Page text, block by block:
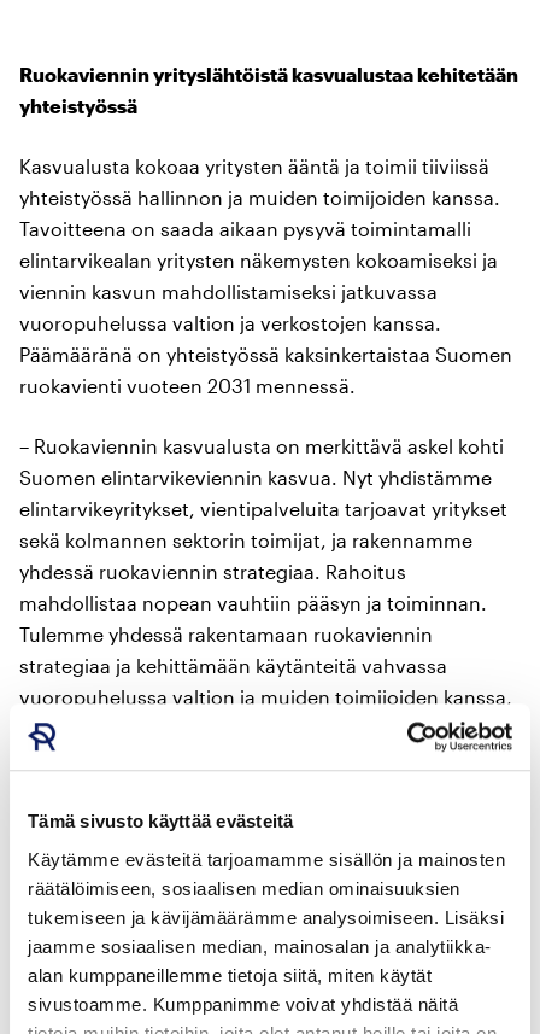
Tämä sivusto käyttää evästeitä
Käytämme evästeitä tarjoamamme sisällön ja mainosten
räätälöimiseen, sosiaalisen median ominaisuuksien
tukemiseen ja kävijämäärämme analysoimiseen. Lisäksi
jaamme sosiaalisen median, mainosalan ja analytiikka-
alan kumppaneillemme tietoja siitä, miten käytät
sivustoamme. Kumppanimme voivat yhdistää näitä
Ruokaviennin yrityslähtöistä kasvualustaa kehitetään
yhteistyössä
Kasvualusta kokoaa yritysten ääntä ja toimii tiiviissä
yhteistyössä hallinnon ja muiden toimijoiden kanssa.
Tavoitteena on saada aikaan pysyvä toimintamalli
elintarvikealan yritysten näkemysten kokoamiseksi ja
viennin kasvun mahdollistamiseksi jatkuvassa
vuoropuhelussa valtion ja verkostojen kanssa.
Päämääränä on yhteistyössä kaksinkertaistaa Suomen
ruokavienti vuoteen 2031 mennessä.
– Ruokaviennin kasvualusta on merkittävä askel kohti
Suomen elintarvikeviennin kasvua. Nyt yhdistämme
elintarvikeyritykset, vientipalveluita tarjoavat yritykset
sekä kolmannen sektorin toimijat, ja rakennamme
yhdessä ruokaviennin strategiaa. Rahoitus
mahdollistaa nopean vauhtiin pääsyn ja toiminnan.
Tulemme yhdessä rakentamaan ruokaviennin
strategiaa ja kehittämään käytänteitä vahvassa
vuoropuhelussa valtion ja muiden toimijoiden kanssa,
toteaa Ruokatiedon toiminnanjohtaja
Anni-Mari
Syväniemi
Ruokatieto vahvistaa osaamistaan
Ruokatieto on nimittänyt elintarviketieteen maisteri
Jukka Vainionpäänruokaviennin kasvujohtajaksi.
Vainionpää aloittaa tehtävässään vuoden 2025 alusta.
– Ihan ensimmäisenä käyn läpi elintarvikeyritysten